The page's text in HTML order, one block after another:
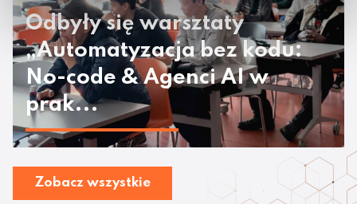
Odbyły się warsztaty
„Automatyzacja bez kodu:
No-code & Agenci AI w
prak...
Zobacz wszystkie